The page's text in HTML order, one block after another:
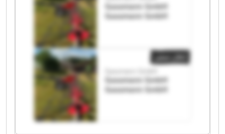
Gassmann GmbH
Gassmann GmbH
Gassmann GmbH
Gassmann GmbH
إعلان صغير